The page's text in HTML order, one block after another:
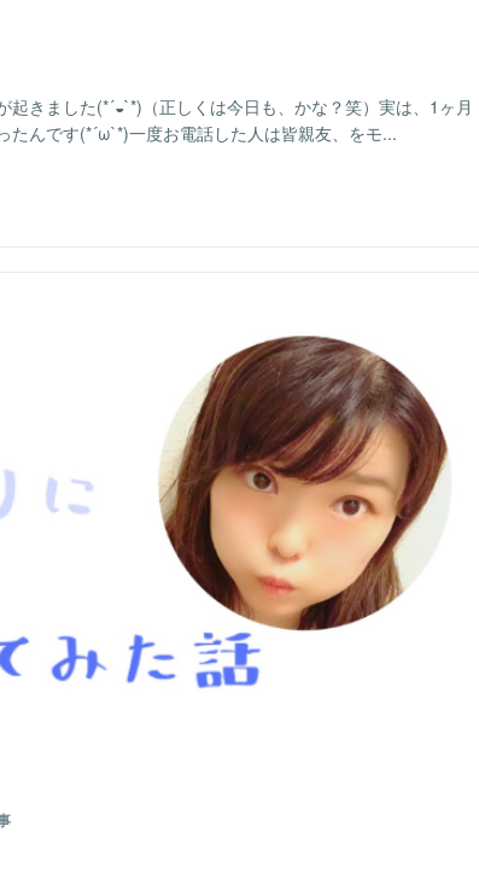
きました(*´◒`*)（正しくは今日も、かな？笑）実は、1ヶ月
んです(*´ω`*)一度お電話した人は皆親友、をモ...